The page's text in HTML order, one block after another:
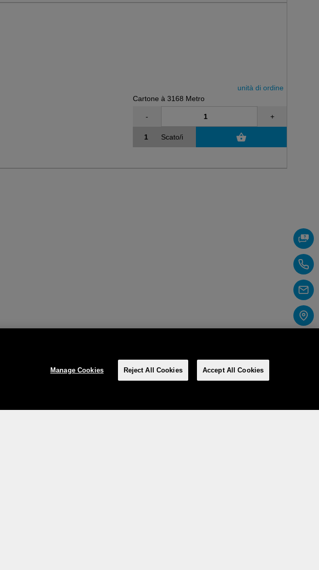
unità di ordine
Cartone à 3168 Metro
- +
Scato/i
Manage Cookies Reject All Cookies Accept All Cookies